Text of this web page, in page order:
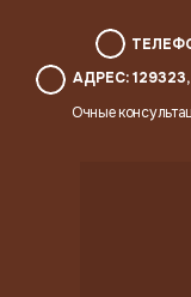
Очные
АДРЕС: